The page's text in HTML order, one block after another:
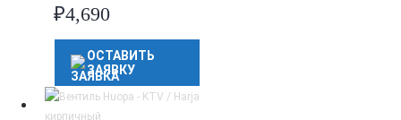
₽4,690
ОСТАВИТЬ
ЗАЯВКУ